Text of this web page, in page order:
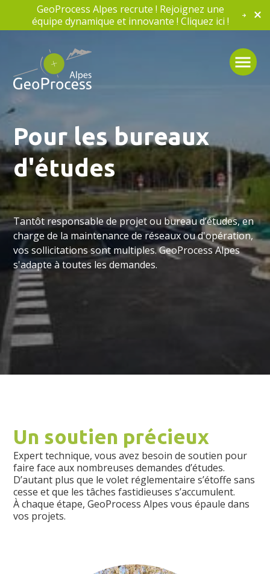
GeoProcess Alpes recrute ! Rejoignez une
équipe dynamique et innovante ! Cliquez ici !
Pour les bureaux
d'études
Tantôt responsable de projet ou bureau d’études, en
charge de la maintenance de réseaux ou d'opération,
vos sollicitations sont multiples. GeoProcess Alpes
s'adapte à toutes les demandes.
Un soutien précieux
Expert technique, vous avez besoin de soutien pour
faire face aux nombreuses demandes d’études.
D’autant plus que le volet réglementaire s’étoffe sans
cesse et que les tâches fastidieuses s’accumulent.
À chaque étape, GeoProcess Alpes vous épaule dans
vos projets.